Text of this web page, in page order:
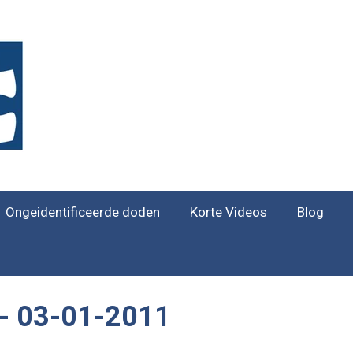
Ongeidentificeerde doden Korte Videos Blog
03-01-2011